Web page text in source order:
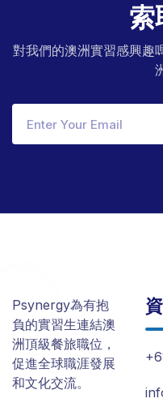
索
對我們的澳洲實習感興趣
Psynergy為有抱
負的實習生連結澳
洲頂級餐旅職位，
促進全球職涯發展
和文化交流。